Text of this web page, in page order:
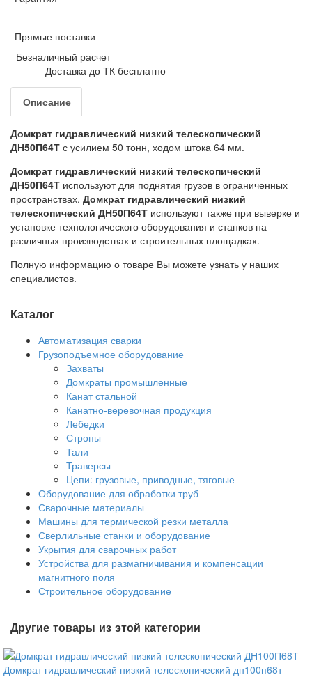
Прямые поставки
Безналичный расчет
Доставка до ТК бесплатно
Описание
Домкрат гидравлический низкий телескопический
ДН50П64Т с усилием 50 тонн, ходом штока 64 мм.
Домкрат гидравлический низкий телескопический
ДН50П64Т используют для поднятия грузов в ограниченных
пространствах. Домкрат гидравлический низкий
телескопический ДН50П64Т используют также при выверке и
установке технологического оборудования и станков на
различных производствах и строительных площадках.
Полную информацию о товаре Вы можете узнать у наших
специалистов.
Каталог
Автоматизация сварки
Грузоподъемное оборудование
Захваты
Домкраты промышленные
Канат стальной
Канатно-веревочная продукция
Лебедки
Стропы
Тали
Траверсы
Цепи: грузовые, приводные, тяговые
Оборудование для обработки труб
Сварочные материалы
Машины для термической резки металла
Сверлильные станки и оборудование
Укрытия для сварочных работ
Устройства для размагничивания и компенсации
магнитного поля
Строительное оборудование
Другие товары из этой категории
Домкрат гидравлический низкий телескопический дн100п68т